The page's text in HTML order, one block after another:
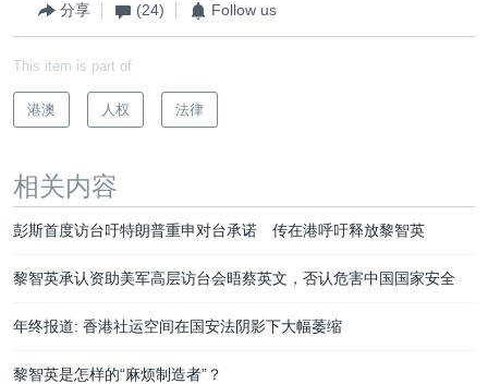
分享 (24) Follow us
This item is part of
港澳 人权 法律
相关内容
彭斯首度访台吁特朗普重申对台承诺 传在港呼吁释放黎智英
黎智英承认资助美军高层访台会晤蔡英文，否认危害中国国家安全
年终报道: 香港社运空间在国安法阴影下大幅萎缩
黎智英是怎样的“麻烦制造者”？